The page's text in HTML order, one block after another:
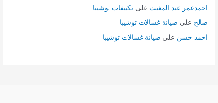
احمدعمر عبد المغيث علىتكييفات توشيبا
صالح على صيانة غسالات توشيبا
احمد حسن على صيانة غسالات توشيبا